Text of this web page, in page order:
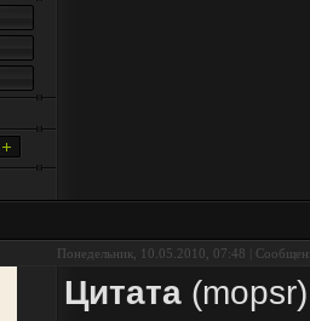
Понедельник, 10.05.2010, 07:48 |
Цитата (mopsr)